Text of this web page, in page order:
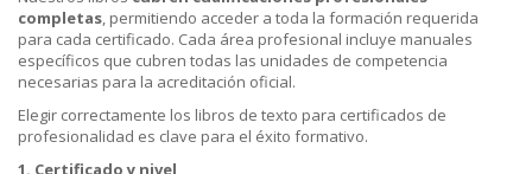
completas, permitiendo acceder a toda la formación requerida
para cada certificado. Cada área profesional incluye manuales
específicos que cubren todas las unidades de competencia
necesarias para la acreditación oficial.
Elegir correctamente los libros de texto para certificados de
profesionalidad es clave para el éxito formativo.
1. Certificado y nivel